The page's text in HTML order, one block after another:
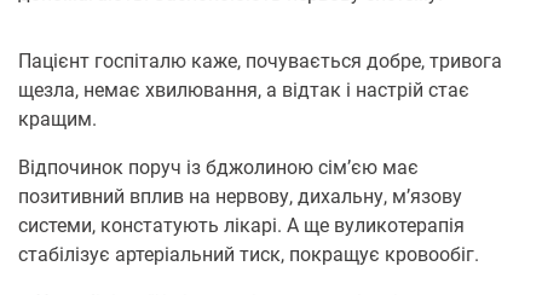
Пацієнт госпіталю каже, почувається добре, тривога
щезла, немає хвилювання, а відтак і настрій стає
кращим.
Відпочинок поруч із бджолиною сім’єю має
позитивний вплив на нервову, дихальну, м’язову
системи, констатують лікарі. А ще вуликотерапія
стабілізує артеріальний тиск, покращує кровообіг.